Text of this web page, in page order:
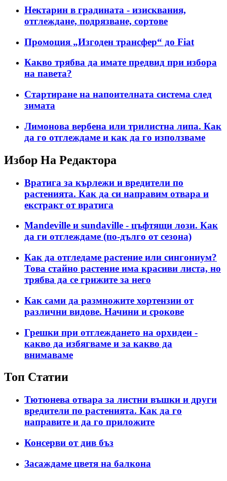
Нектарин в градината - изисквания,
отглеждане, подрязване, сортове
Промоция „Изгоден трансфер“ до Fiat
Какво трябва да имате предвид при избора
на павета?
Стартиране на напоителната система след
зимата
Лимонова вербена или трилистна липа. Как
да го отглеждаме и как да го използваме
Избор На Редактора
Вратига за кърлежи и вредители по
растенията. Как да си направим отвара и
екстракт от вратига
Mandeville и sundaville - цъфтящи лози. Как
да ги отглеждаме (по-дълго от сезона)
Как да отгледаме растение или сингониум?
Това стайно растение има красиви листа, но
трябва да се грижите за него
Как сами да размножите хортензии от
различни видове. Начини и срокове
Грешки при отглеждането на орхидеи -
какво да избягваме и за какво да
внимаваме
Топ Статии
Тютюнева отвара за листни въшки и други
вредители по растенията. Как да го
направите и да го приложите
Консерви от див бъз
Засаждаме цветя на балкона